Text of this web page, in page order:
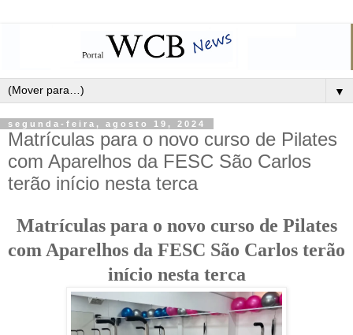
▼
segunda-feira, agosto 19, 2024
Matrículas para o novo curso de Pilates
com Aparelhos da FESC São Carlos
terão início nesta terca
Matrículas para o novo curso de Pilates
com Aparelhos da FESC São Carlos terão
início nesta terca